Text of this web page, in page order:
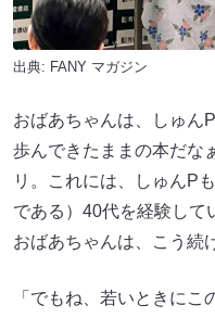
出典: FANY マガジン
おばあちゃんは、しゅん
歩んできたままの本だな
リ。これには、しゅんP
である）40代を経験して
おばあちゃんは、こう続
「でもね、若いときに